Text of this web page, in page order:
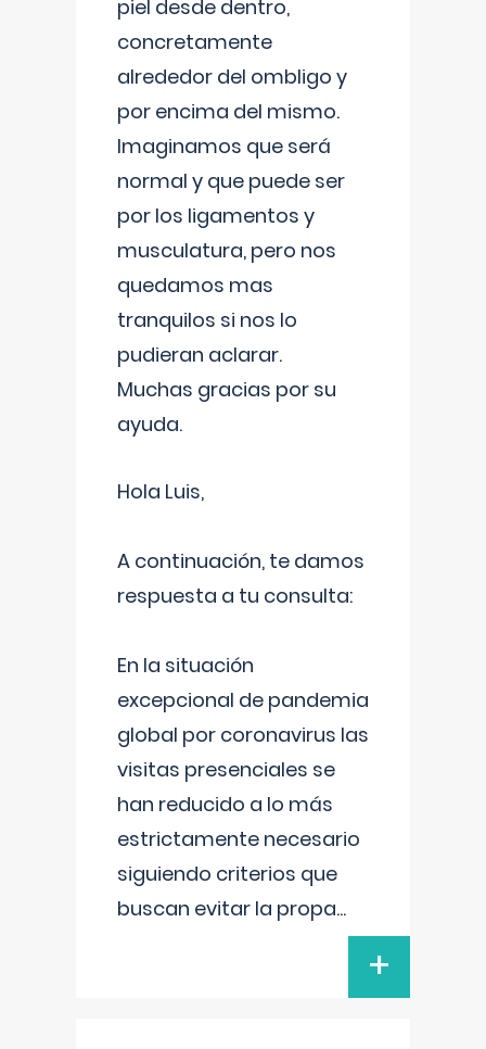
piel desde dentro,
concretamente
alrededor del ombligo y
por encima del mismo.
Imaginamos que será
normal y que puede ser
por los ligamentos y
musculatura, pero nos
quedamos mas
tranquilos si nos lo
pudieran aclarar.
Muchas gracias por su
ayuda.
Hola Luis,
A continuación, te damos
respuesta a tu consulta:
En la situación
excepcional de pandemia
global por coronavirus las
visitas presenciales se
han reducido a lo más
estrictamente necesario
siguiendo criterios que
buscan evitar la propa...
+